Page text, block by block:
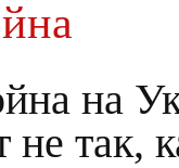
на
не так,